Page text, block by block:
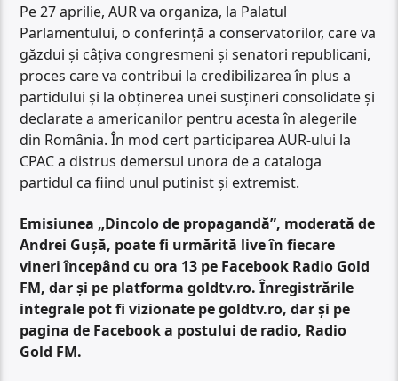
Pe 27 aprilie, AUR va organiza, la Palatul
Parlamentului, o conferință a conservatorilor, care va
găzdui și câțiva congresmeni și senatori republicani,
proces care va contribui la credibilizarea în plus a
partidului și la obținerea unei susțineri consolidate și
declarate a americanilor pentru acesta în alegerile
din România. În mod cert participarea AUR-ului la
CPAC a distrus demersul unora de a cataloga
partidul ca fiind unul putinist și extremist.
Emisiunea „Dincolo de propagandă”, moderată de
Andrei Gușă, poate fi urmărită live în fiecare
vineri începând cu ora 13 pe Facebook Radio Gold
FM, dar și pe platforma goldtv.ro. Înregistrările
integrale pot fi vizionate pe goldtv.ro, dar și pe
pagina de Facebook a postului de radio, Radio
Gold FM.